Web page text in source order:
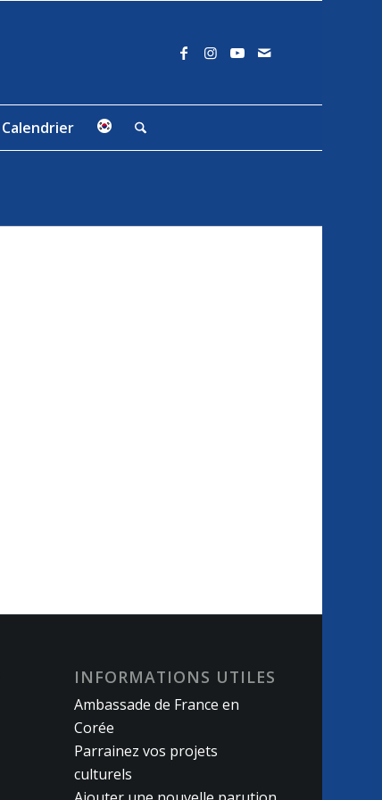
Calendrier
INFORMATIONS UTILES
Ambassade de France en
Corée
Parrainez vos projets
culturels